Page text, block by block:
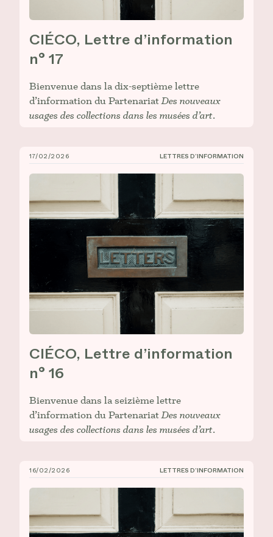
CIÉCO, Lettre d’information
n° 17
Bienvenue dans la dix-septième lettre
d’information du PartenariatDes nouveaux
usages des collections dans les musées d’art.
CIÉCO, Lettre d’information n° 16
17/02/2026 LETTRES D’INFORMATION
CIÉCO, Lettre d’information
n° 16
Bienvenue dans la seizième lettre
d’information du PartenariatDes nouveaux
usages des collections dans les musées d’art.
CIÉCO, Lettre d’information n° 15
16/02/2026 LETTRES D’INFORMATION